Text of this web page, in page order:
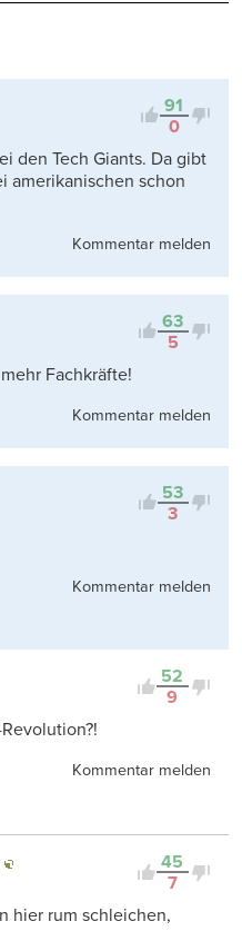
Kontrovers
91
0
den Tech Giants. Da gibt
amerikanischen schon
Kommentar melden
63
5
Fachkräfte!
Kommentar melden
53
3
Kommentar melden
52
9
Kommentar melden
45
7
hier rum schleichen,